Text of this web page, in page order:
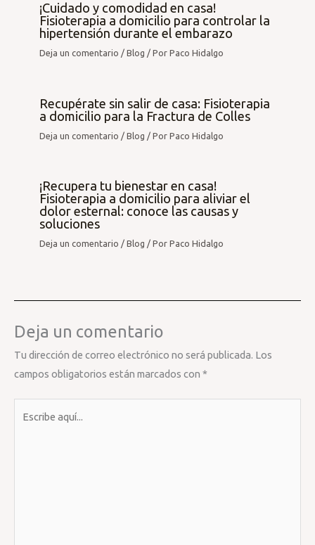
¡Cuidado y comodidad en casa!
Fisioterapia a domicilio para controlar la
hipertensión durante el embarazo
Deja un comentario /Blog / PorPaco Hidalgo
Recupérate sin salir de casa: Fisioterapia
a domicilio para la Fractura de Colles
Deja un comentario /Blog / PorPaco Hidalgo
¡Recupera tu bienestar en casa!
Fisioterapia a domicilio para aliviar el
dolor esternal: conoce las causas y
soluciones
Deja un comentario /Blog / PorPaco Hidalgo
Deja un comentario
Tu dirección de correo electrónico no será publicada. Los
campos obligatorios están marcados con *